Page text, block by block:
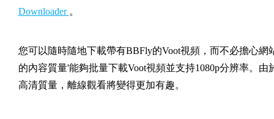
Downloader 。
您可以隨時隨地下載帶有BBFly的Voot視頻，而不必擔心網
的內容質量'能夠批量下載Voot視頻並支持1080p分辨率。由
高清質量，離線觀看將變得更加有趣。